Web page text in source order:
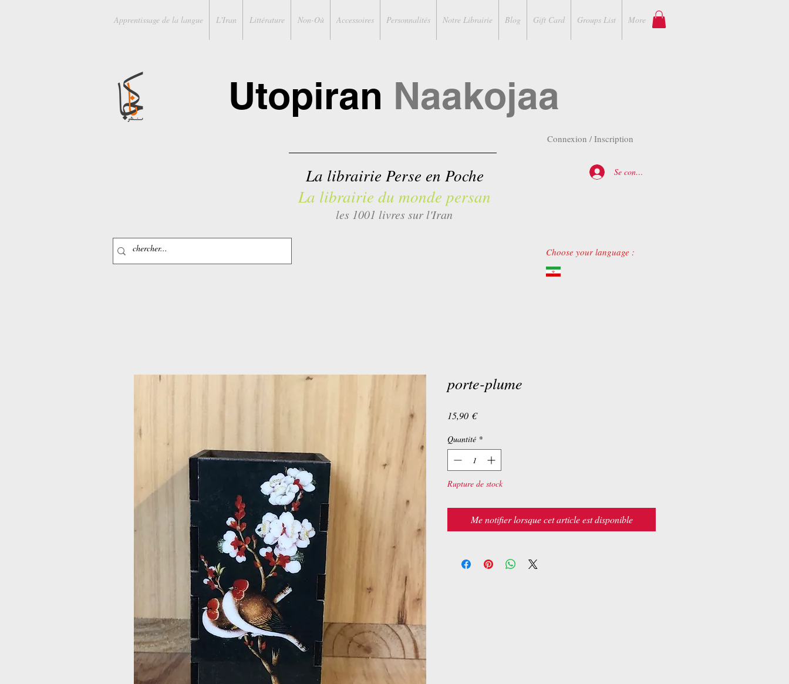
Apprentissage de la langue L'Iran Littérature Non-Où Accessoires Personnalités Notre Librairie Blog Gift Card Groups List More
Connexion / Inscription
Utopiran Naakojaa
La librairie Perse en Poche
La librairie du monde persan
Se connecter
les 1001 livres sur l'Iran
Choose your language :
porte-plume
15,90 €Prix
Quantité *
Rupture de stock
Me notifier lorsque cet article est disponible